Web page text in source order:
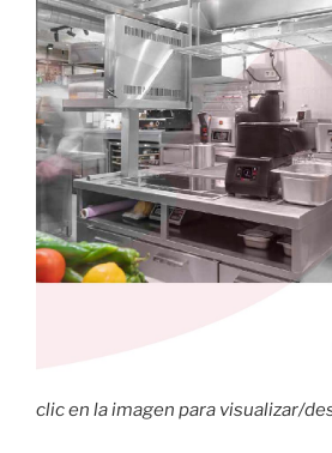
clic en la imagen para visualizar/